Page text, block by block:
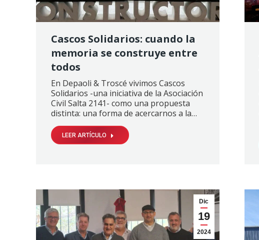
Cascos Solidarios: cuando la
memoria se construye entre
todos
En Depaoli & Troscé vivimos Cascos
Solidarios -una iniciativa de la Asociación
Civil Salta 2141- como una propuesta
distinta: una forma de acercarnos a la…
LEER ARTÍCULO
Dic
19
2024